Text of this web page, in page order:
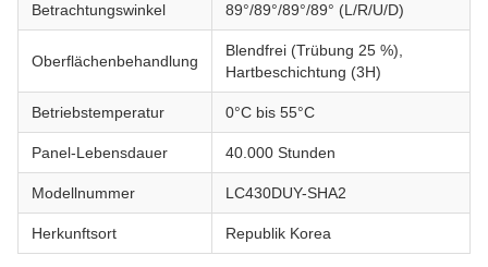
Betrachtungswinkel 89°/89°/89°/89° (L/R/U/D)
Oberflächenbehandlung
Blendfrei (Trübung 25 %),
Hartbeschichtung (3H)
Betriebstemperatur 0°C bis 55°C
Panel-Lebensdauer 40.000 Stunden
Modellnummer LC430DUY-SHA2
Herkunftsort Republik Korea